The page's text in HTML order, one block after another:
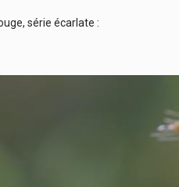
série écarlate :